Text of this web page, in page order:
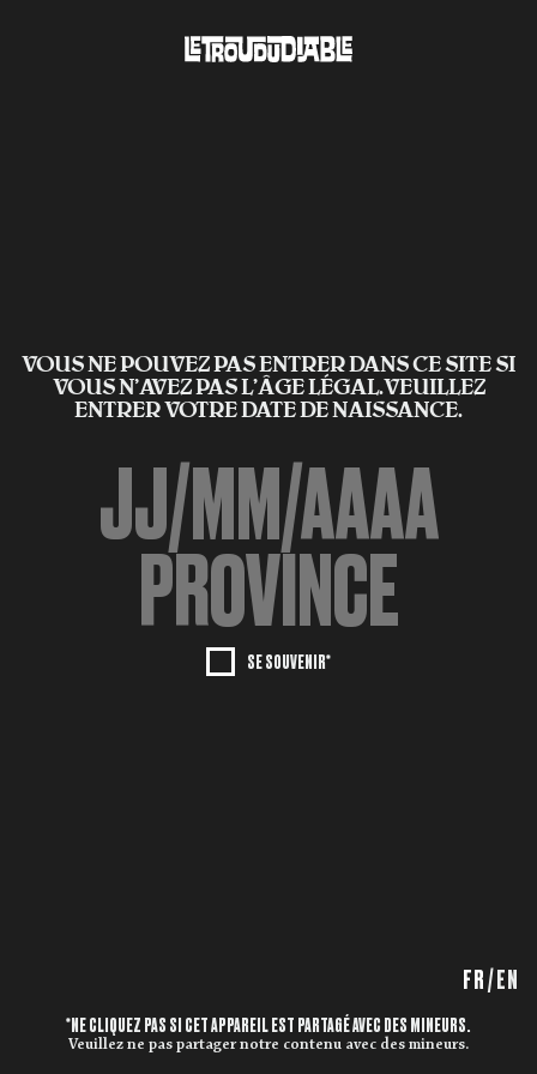
VOUS NE POUVEZ PAS ENTRER DANS CE SITE SI
VOUS N’AVEZ PAS L'ÂGE LÉGAL.VEUILLEZ
ENTRER VOTRE DATE DE NAISSANCE.
SE SOUVENIR*
FR/ EN
*NE CLIQUEZ PAS SI CET APPAREIL EST PARTAGÉ AVEC DES MINEURS.
Veuillez ne pas partager notre contenu avec des mineurs.